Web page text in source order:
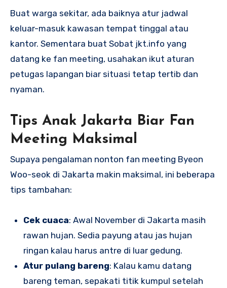
Buat warga sekitar, ada baiknya atur jadwal
keluar-masuk kawasan tempat tinggal atau
kantor. Sementara buat Sobat jkt.info yang
datang ke fan meeting, usahakan ikut aturan
petugas lapangan biar situasi tetap tertib dan
nyaman.
Tips Anak Jakarta Biar Fan
Meeting Maksimal
Supaya pengalaman nonton fan meeting Byeon
Woo-seok di Jakarta makin maksimal, ini beberapa
tips tambahan:
Cek cuaca: Awal November di Jakarta masih
rawan hujan. Sedia payung atau jas hujan
ringan kalau harus antre di luar gedung.
Atur pulang bareng: Kalau kamu datang
bareng teman, sepakati titik kumpul setelah